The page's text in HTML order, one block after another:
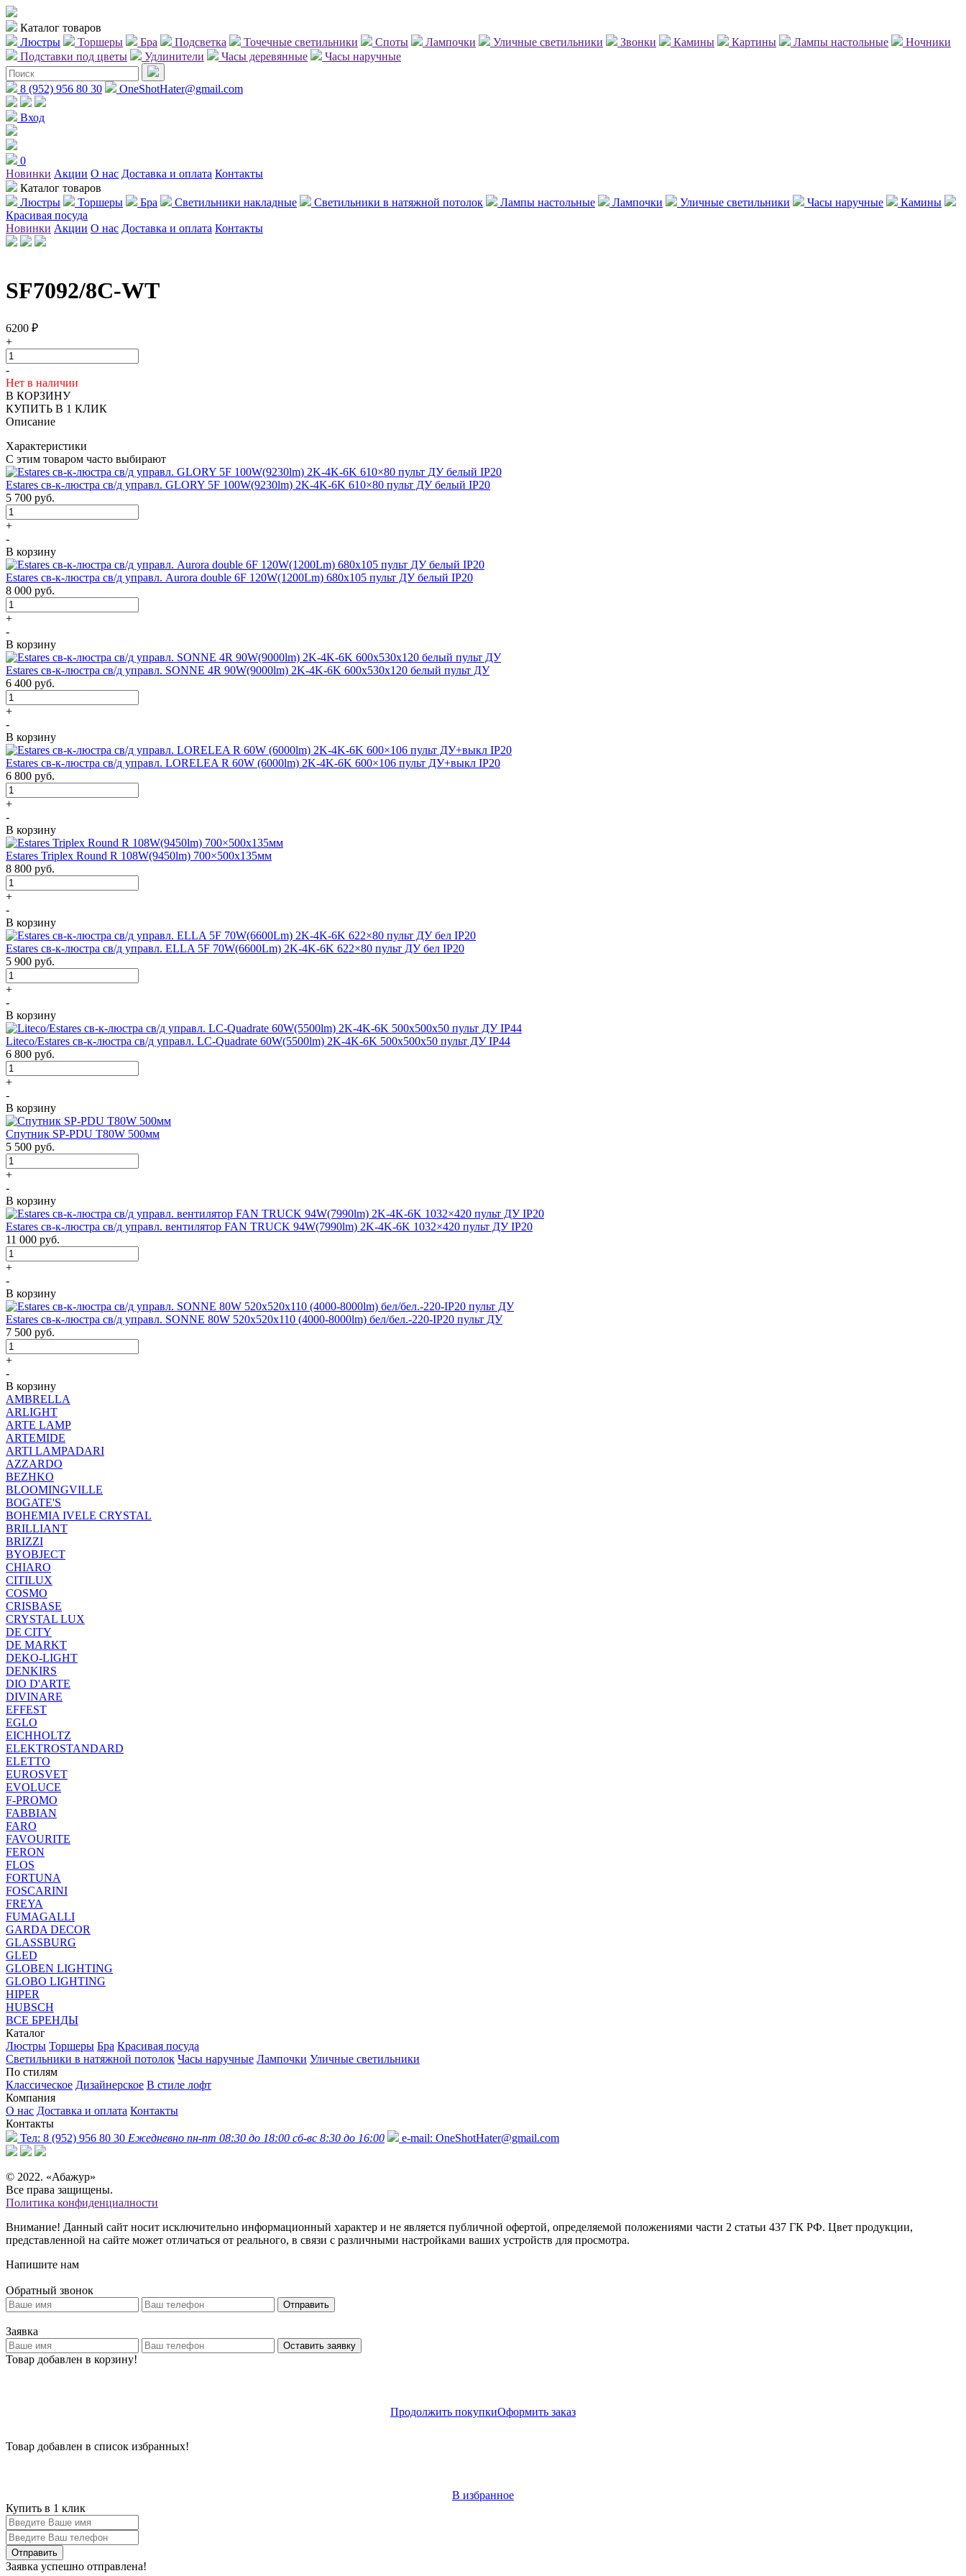
Каталог товаров
Люстры
Торшеры Бра Подсветка Точечные светильники Споты Лампочки Уличные светильники Звонки Камины Картины Лампы настольные
Ночники
Подставки под цветы
Удлинители Часы деревянные Часы наручные
8 (952) 956 80 30 OneShotHater@gmail.com
Вход
0
Новинки Акции О нас Доставка и оплата Контакты
Каталог товаров
Люстры
Торшеры Бра Светильники накладные Светильники в натяжной потолок Лампы настольные Лампочки Уличные светильники Часы наручные
Камины
Красивая посуда
Новинки Акции О нас Доставка и оплата Контакты
SF7092/8C-WT
6200 ₽
+
-
Нет в наличии
В КОРЗИНУ
КУПИТЬ В 1 КЛИК
Описание
Характеристики
С этим товаром часто выбирают
Estares св-к-люстра св/д управл. GLORY 5F 100W(9230lm) 2K-4K-6K 610×80 пульт ДУ белый IP20
5 700 руб.
+
-
В корзину
Estares св-к-люстра св/д управл. Aurora double 6F 120W(1200Lm) 680х105 пульт ДУ белый IP20
8 000 руб.
+
-
В корзину
Estares св-к-люстра св/д управл. SONNE 4R 90W(9000lm) 2K-4K-6K 600x530x120 белый пульт ДУ
6 400 руб.
+
-
В корзину
Estares св-к-люстра св/д управл. LORELEA R 60W (6000lm) 2K-4K-6K 600×106 пульт ДУ+выкл IP20
6 800 руб.
+
-
В корзину
Estares Triplex Round R 108W(9450lm) 700×500х135мм
8 800 руб.
+
-
В корзину
Estares св-к-люстра св/д управл. ELLA 5F 70W(6600Lm) 2K-4K-6K 622×80 пульт ДУ бел IP20
5 900 руб.
+
-
В корзину
Liteco/Estares св-к-люстра св/д управл. LC-Quadrate 60W(5500lm) 2K-4K-6K 500x500x50 пульт ДУ IP44
6 800 руб.
+
-
В корзину
Спутник SP-PDU T80W 500мм
5 500 руб.
+
-
В корзину
Estares св-к-люстра св/д управл. вентилятор FAN TRUCK 94W(7990lm) 2K-4K-6K 1032×420 пульт ДУ IP20
11 000 руб.
+
-
В корзину
Estares св-к-люстра св/д управл. SONNE 80W 520x520x110 (4000-8000lm) бел/бел.-220-IP20 пульт ДУ
7 500 руб.
+
-
В корзину
AMBRELLA
ARLIGHT
ARTE LAMP
ARTEMIDE
ARTI LAMPADARI
AZZARDO
BEZHKO
BLOOMINGVILLE
BOGATE'S
BOHEMIA IVELE CRYSTAL
BRILLIANT
BRIZZI
BYOBJECT
CHIARO
CITILUX
COSMO
CRISBASE
CRYSTAL LUX
DE CITY
DE MARKT
DEKO-LIGHT
DENKIRS
DIO D'ARTE
DIVINARE
EFFEST
EGLO
EICHHOLTZ
ELEKTROSTANDARD
ELETTO
EUROSVET
EVOLUCE
F-PROMO
FABBIAN
FARO
FAVOURITE
FERON
FLOS
FORTUNA
FOSCARINI
FREYA
FUMAGALLI
GARDA DECOR
GLASSBURG
GLED
GLOBEN LIGHTING
GLOBO LIGHTING
HIPER
HUBSCH
ВСЕ БРЕНДЫ
Каталог
Люстры Торшеры Бра Красивая посуда
Светильники в натяжной потолок Часы наручные Лампочки Уличные светильники
По стилям
Классическое Дизайнерское В стиле лофт
Компания
О нас Доставка и оплата Контакты
Контакты
Тел: 8 (952) 956 80 30 Ежедневно пн-пт 08:30 до 18:00 сб-вс 8:30 до 16:00 e-mail: OneShotHater@gmail.com
© 2022. «Абажур»
Все права защищены.
Политика конфиденциалности
Внимание! Данный сайт носит исключительно информационный характер и не является публичной офертой, определяемой положениями части 2 статьи 437 ГК РФ. Цвет продукции,
представленной на сайте может отличаться от реального, в связи с различными настройками ваших устройств для просмотра.
Напишите нам
Обратный звонок
Отправить
Заявка
Оставить заявку
Товар добавлен в корзину!
Продолжить покупкиОформить заказ
Товар добавлен в список избранных!
В избранное
Купить в 1 клик
Заявка успешно отправлена!